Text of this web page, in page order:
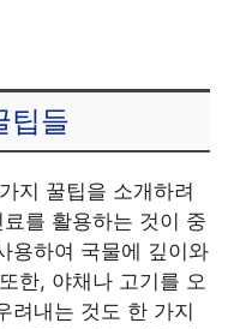
팁들
지 꿀팁을 소개하려
를 활용하는 것이 중
용하여 국물에 깊이와
한, 야채나 고기를 오
려내는 것도 한 가지